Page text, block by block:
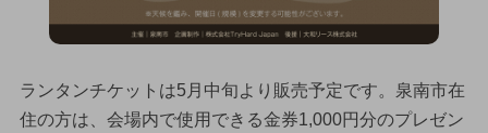
ランタンチケットは5月中旬より販売予定です。泉南市在
住の方は、会場内で使用できる金券1,000円分のプレゼン